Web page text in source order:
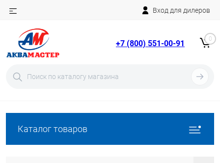
Вход для дилеров
+7 (800) 551-00-91 0
Каталог товаров